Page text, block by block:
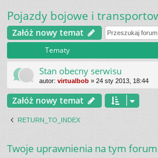
_L
IN
K
S
Pojazdy bojowe i
Załóż nowy temat
Tematy
Stan obecny serwisu
autor: virtualbob » 24 sty 2013, 18:44
Załóż nowy temat
RETURN_TO_INDEX
Twoje uprawnienia na tym forum